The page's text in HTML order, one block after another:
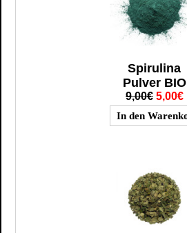
Spirulina
Pulver BIO
9,00€ 5,00€